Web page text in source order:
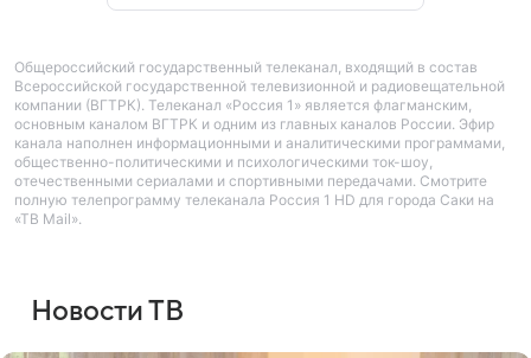
Общероссийский государственный телеканал, входящий в состав
Всероссийской государственной телевизионной и радиовещательной
компании (ВГТРК). Телеканал «Россия 1» является флагманским,
основным каналом ВГТРК и одним из главных каналов России. Эфир
канала наполнен информационными и аналитическими программами,
общественно-политическими и психологическими ток-шоу,
отечественными сериалами и спортивными передачами. Смотрите
полную телепрограмму телеканала Россия 1 HD для города Саки на
«ТВ Mail».
Новости ТВ